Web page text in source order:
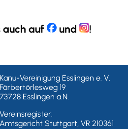
auch auf und !
Kanu-Vereinigung Esslingen e. V.
Färbertörlesweg 19
73728 Esslingen a.N.
Vereinsregister:
Amtsgericht Stuttgart, VR 210361